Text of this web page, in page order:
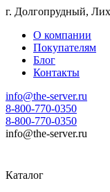
г. Долгопрудный,
О компании
Покупателям
Блог
Контакты
info@the-server.ru
8-800-770-0350
8-800-770-0350
info@the-server.ru
Каталог